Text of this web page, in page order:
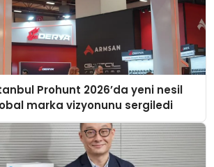
Prohunt 2026’da yeni nesil
marka vizyonunu sergiledi